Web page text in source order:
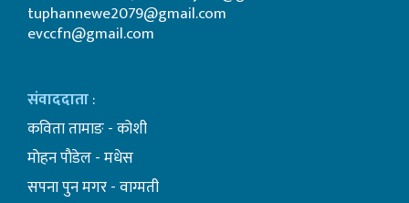
tuphannewe2079@gmail.com
evccfn@gmail.com
संवाददाता:
कविता तामाङ - कोशी
माेहन पाैडेल - मधेस
सपना पुन मगर - वाग्मती